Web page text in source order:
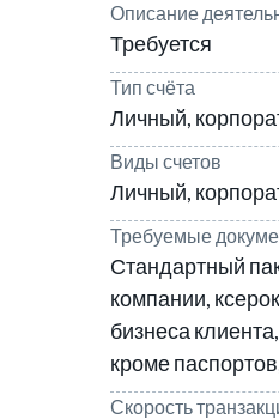
Описание
Требуется
Тип счёта
Личный,
Виды счетов
Личный,
Требуемые
Стандартный
компании,
бизнеса
кроме
Скорость